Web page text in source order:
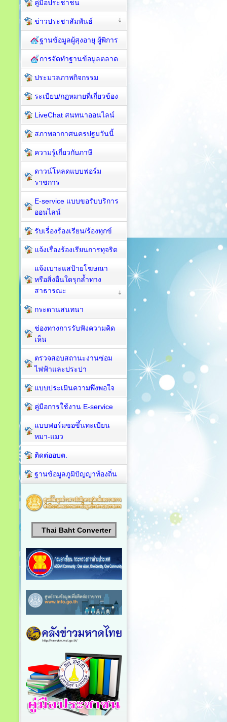
คู่มือประชาชน
ข่าวประชาสัมพันธ์
ฐานข้อมูลผู้สุงอายุ ผู้พิการ
การจัดทำฐานข้อมูลตลาด
ประมวลภาพกิจกรรม
ระเบียบ/กฏหมายที่เกี่ยวข้อง
LiveChat สนทนาออนไลน์
สภาพอากาศนครปฐมวันนี้
ความรู้เกี่ยวกับภาษี
ดาวน์โหลดแบบฟอร์ม
ราชการ
E-service แบบขอรับบริการ
ออนไลน์
รับเรื่องร้องเรียน/ร้องทุกข์
แจ้งเรื่องร้องเรียนการทุจริต
แจ้งเบาะแสป้ายโฆษณา
หรือสิ่งอื่นใดรุกล้ำทาง
สาธารณะ
กระดานสนทนา
ช่องทางการรับฟังความคิด
เห็น
ตรวจสอบสถานะงานซ่อม
ไฟฟ้าและประปา
แบบประเมินความพึงพอใจ
คู่มือการใช้งาน E-service
แบบฟอร์มขอขึ้นทะเบียน
หมา-แมว
ติดต่ออบต.
ฐานข้อมูลภูมิปัญญาท้องถิ่น
Thai Baht Converter